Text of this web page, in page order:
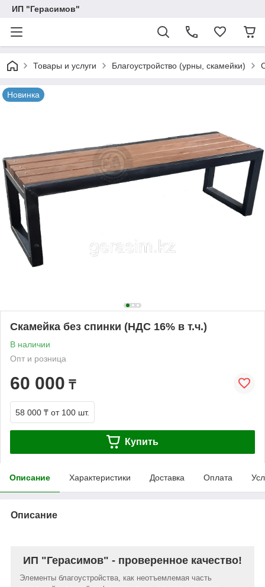
ИП "Герасимов"
Товары и услуги Благоустройство (урны, скамейки)
Новинка
Скамейка без спинки (НДС 16% в т.ч.)
В наличии
Опт и розница
60 000 ₸
58 000 ₸ от 100 шт.
Купить
Описание Характеристики Доставка Оплата
Описание
ИП "Герасимов" - проверенное качество!
Элементы благоустройства, как неотъемлемая часть